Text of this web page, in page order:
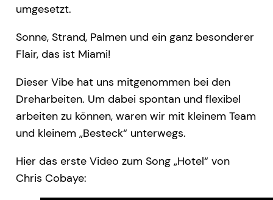
umgesetzt.
Sonne, Strand, Palmen und ein ganz besonderer
Flair, das ist Miami!
Dieser Vibe hat uns mitgenommen bei den
Dreharbeiten. Um dabei spontan und flexibel
arbeiten zu können, waren wir mit kleinem Team
und kleinem „Besteck“ unterwegs.
Hier das erste Video zum Song „Hotel“ von
Chris Cobaye: